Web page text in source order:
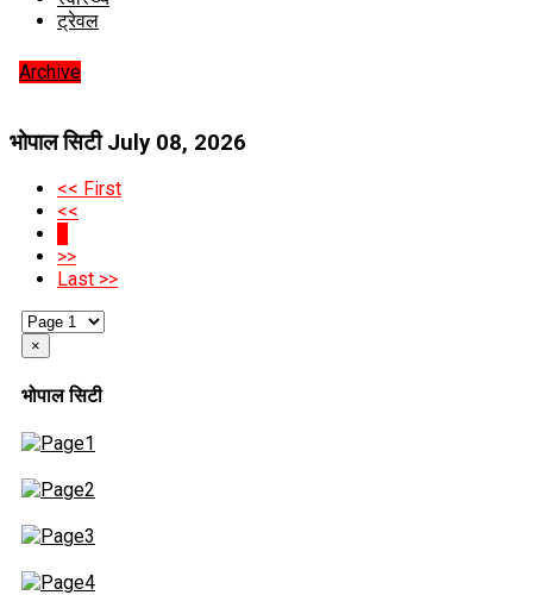
ट्रेवल
Archive
भोपाल सिटी July 08, 2026
<< First
<<
>>
Last >>
×
भोपाल सिटी